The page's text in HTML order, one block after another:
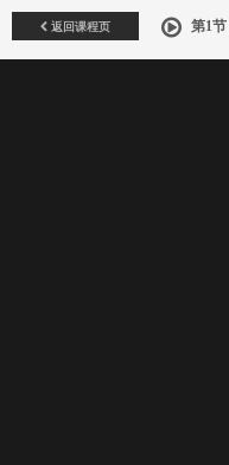
返回课程页 第1